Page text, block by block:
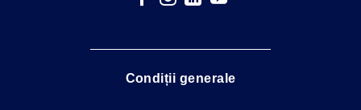
Condiții generale